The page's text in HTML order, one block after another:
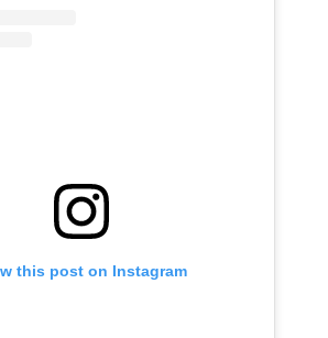
this post on Instagram